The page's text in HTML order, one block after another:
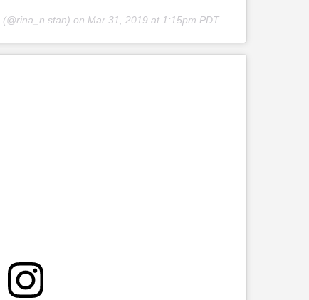
(@rina_n.stan) on Mar 31, 2019 at 1:15pm PDT